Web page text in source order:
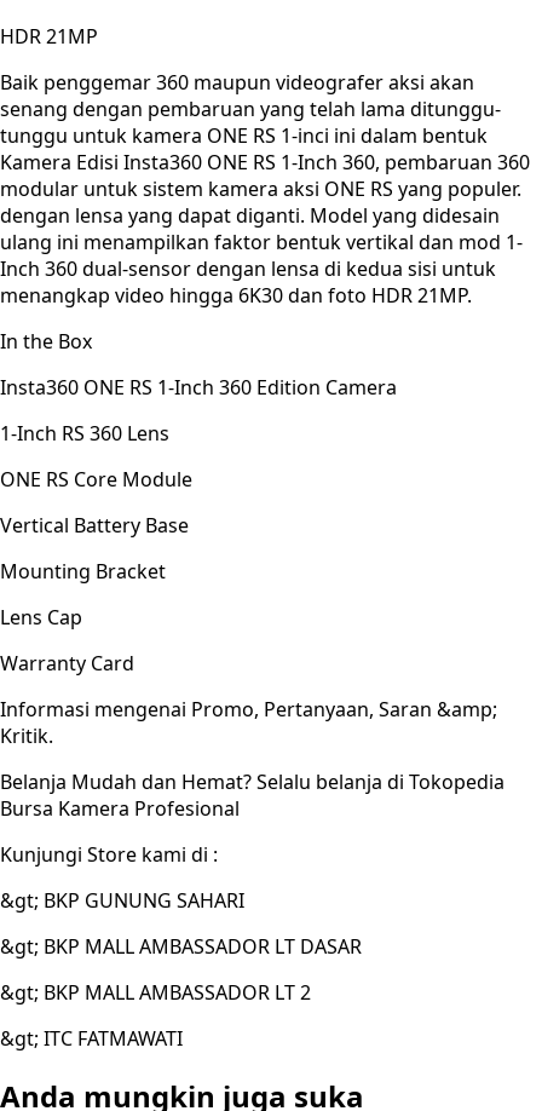
HDR 21MP
Baik penggemar 360 maupun videografer aksi akan
senang dengan pembaruan yang telah lama ditunggu-
tunggu untuk kamera ONE RS 1-inci ini dalam bentuk
Kamera Edisi Insta360 ONE RS 1-Inch 360, pembaruan 360
modular untuk sistem kamera aksi ONE RS yang populer.
dengan lensa yang dapat diganti. Model yang didesain
ulang ini menampilkan faktor bentuk vertikal dan mod 1-
Inch 360 dual-sensor dengan lensa di kedua sisi untuk
menangkap video hingga 6K30 dan foto HDR 21MP.
In the Box
Insta360 ONE RS 1-Inch 360 Edition Camera
1-Inch RS 360 Lens
ONE RS Core Module
Vertical Battery Base
Mounting Bracket
Lens Cap
Warranty Card
Informasi mengenai Promo, Pertanyaan, Saran &amp;
Kritik.
Belanja Mudah dan Hemat? Selalu belanja di Tokopedia
Bursa Kamera Profesional
Kunjungi Store kami di :
&gt; BKP GUNUNG SAHARI
&gt; BKP MALL AMBASSADOR LT DASAR
&gt; BKP MALL AMBASSADOR LT 2
&gt; ITC FATMAWATI
Anda mungkin juga suka